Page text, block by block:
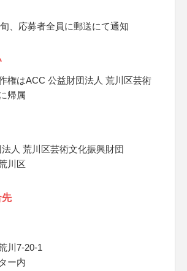
、応募者全員に郵送にて通知
権はACC 公益財団法人 荒川区芸術
帰属
人 荒川区芸術文化振興財団
川区
先
川7-20-1
ー内